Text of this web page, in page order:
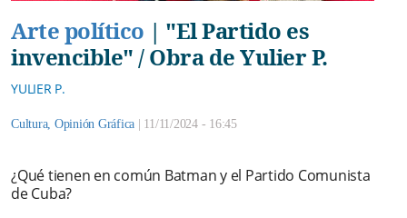
Arte político | "El Partido es
invencible" / Obra de Yulier P.
YULIER P.
Cultura, Opinión Gráfica | 11/11/2024 - 16:45
¿Qué tienen en común Batman y el Partido Comunista
de Cuba?